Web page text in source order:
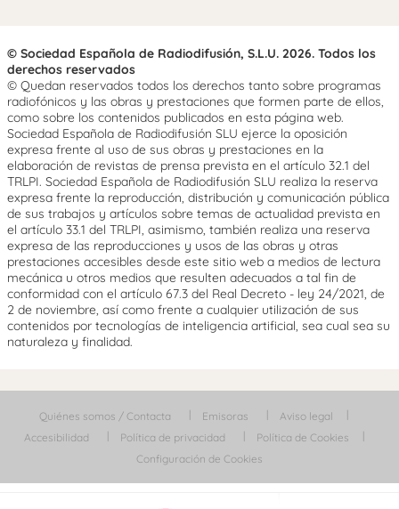
© Sociedad Española de Radiodifusión, S.L.U. 2026. Todos los
derechos reservados
© Quedan reservados todos los derechos tanto sobre programas
radiofónicos y las obras y prestaciones que formen parte de ellos,
como sobre los contenidos publicados en esta página web.
Sociedad Española de Radiodifusión SLU ejerce la oposición
expresa frente al uso de sus obras y prestaciones en la
elaboración de revistas de prensa prevista en el artículo 32.1 del
TRLPI. Sociedad Española de Radiodifusión SLU realiza la reserva
expresa frente la reproducción, distribución y comunicación pública
de sus trabajos y artículos sobre temas de actualidad prevista en
el artículo 33.1 del TRLPI, asimismo, también realiza una reserva
expresa de las reproducciones y usos de las obras y otras
prestaciones accesibles desde este sitio web a medios de lectura
mecánica u otros medios que resulten adecuados a tal fin de
conformidad con el artículo 67.3 del Real Decreto - ley 24/2021, de
2 de noviembre, así como frente a cualquier utilización de sus
contenidos por tecnologías de inteligencia artificial, sea cual sea su
naturaleza y finalidad.
Quiénes somos / Contacta Emisoras
Aviso legal
Accesibilidad
Política de privacidad
Política de Cookies
Configuración de Cookies